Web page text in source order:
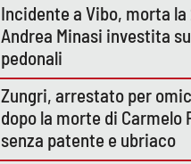
Incidente a Vibo, morta la
Andrea Minasi investita
pedonali
Zungri, arrestato per
dopo la morte di Carmelo
senza patente e ubriaco